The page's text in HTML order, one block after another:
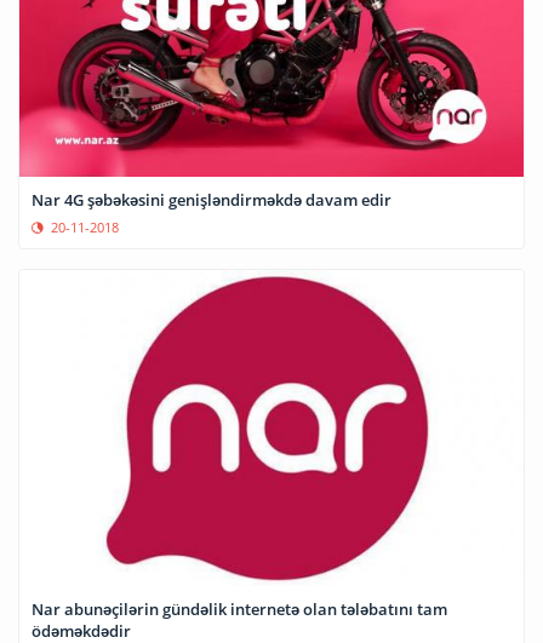
Nar 4G şəbəkəsini genişləndirməkdə davam edir
20-11-2018
Nar abunəçilərin gündəlik internetə olan tələbatını tam
ödəməkdədir